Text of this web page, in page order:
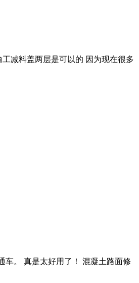
减料盖两层是可以的 因为现在很多
车。 真是太好用了！ 混凝土路面修